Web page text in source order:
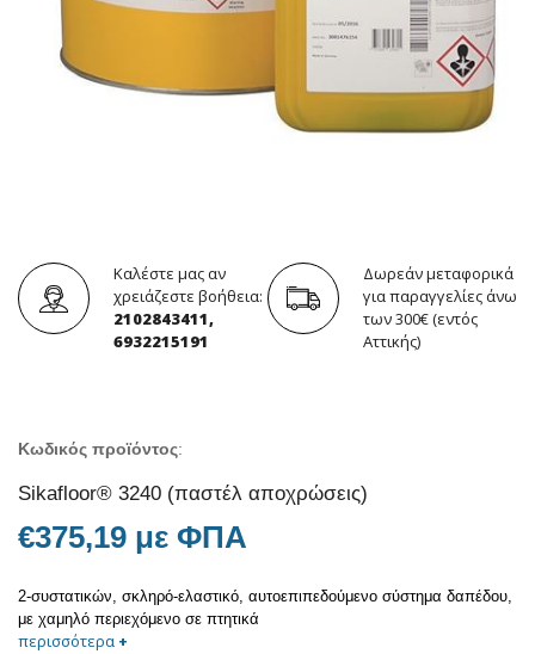
Καλέστε μας αν
χρειάζεστε βοήθεια:
2102843411,
6932215191
Δωρεάν μεταφορικά
για παραγγελίες άνω
των 300€ (εντός
Αττικής)
Κωδικός προϊόντος:
Sikafloor® 3240 (παστέλ αποχρώσεις)
€375,19 με ΦΠΑ
2-συστατικών, σκληρό-ελαστικό, αυτοεπιπεδούμενο σύστημα δαπέδου,
με χαμηλό περιεχόμενο σε πτητικά
περισσότερα +